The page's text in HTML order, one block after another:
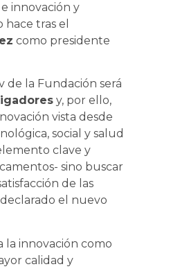
innovación y
tras el
como presidente
de la Fundación será
y, por ello,
vista desde
social y salud
clave y
sino buscar
de las
el nuevo
la innovación como
calidad y